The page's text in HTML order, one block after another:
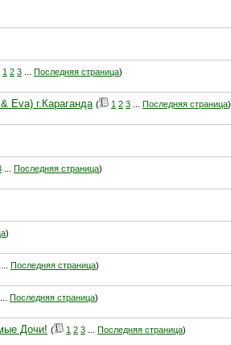
1 2 3 Последняя страница)
Eva) г.Караганда ( 1 2 3 Последняя страница)
Последняя страница)
)
Последняя страница)
Последняя страница)
Дочи! ( 1 2 3 Последняя страница)